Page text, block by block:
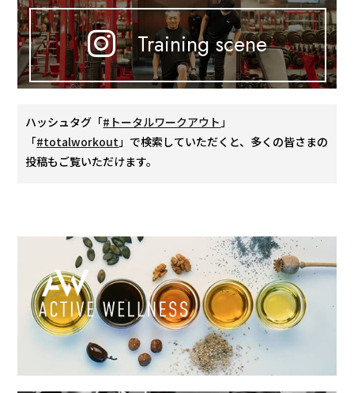
Training scene
ハッシュタグ「#トータルワークアウト」
「#totalworkout」で検索していただくと、多くの皆さまの
投稿もご覧いただけます。